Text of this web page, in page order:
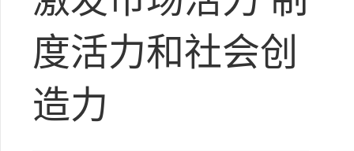
度活力和社会创
造力